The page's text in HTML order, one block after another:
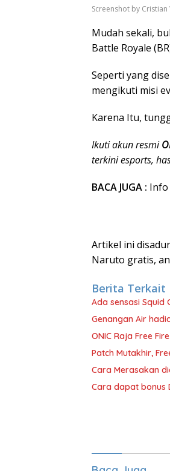
Screenshot by
Mudah sekali,
Battle Royale
Seperti yang
mengikuti misi
Karena Itu,
Ikuti akun resmi
terkini esports,
BACA JUGA : Info
Artikel ini
Naruto gratis,
Berita Terkait
Ada sensasi Squid
Genangan Air
ONIC Raja Free
Patch Mutakhir,
Cara Merasakan
Cara dapat bonus